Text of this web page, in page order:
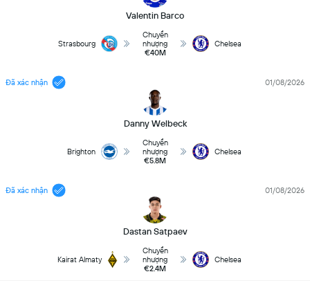
Valentin Barco
Strasbourg
Chuyển
nhượng
€40M
Chelsea
Đã xác nhận
Danny Welbeck
01/08/2026
Brighton
Chuyển
nhượng
€5.8M
Chelsea
Đã xác nhận
Dastan Satpaev
01/08/2026
Kairat Almaty
Chuyển
nhượng
€2.4M
Chelsea